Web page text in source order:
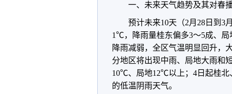
一、 未来天气趋势及其对春
预计未来10天（2月28日到3
1℃，降雨量桂东偏多3～5成、局
降雨减弱，全区气温明显回升，
分地区将出现中雨、局地大雨和
10℃、局地12℃以上；4日起桂北
的低温阴雨天气。